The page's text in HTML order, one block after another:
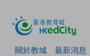
關於教城 最新消息